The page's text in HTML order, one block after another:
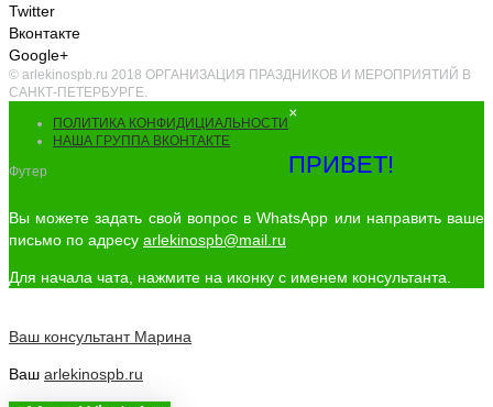
Twitter
Вконтакте
Google+
© arlekinospb.ru 2018 ОРГАНИЗАЦИЯ ПРАЗДНИКОВ И МЕРОПРИЯТИЙ В
САНКТ-ПЕТЕРБУРГЕ.
ПОЛИТИКА КОНФИДИЦИАЛЬНОСТИ
НАША ГРУППА ВКОНТАКТЕ
Футер
×
ПРИВЕТ!
Вы можете задать свой вопрос в WhatsApp или направить ваше
письмо по адресу arlekinospb@mail.ru
Для начала чата, нажмите на иконку с именем консультанта.
Ваш консультант Марина
Ваш arlekinospb.ru